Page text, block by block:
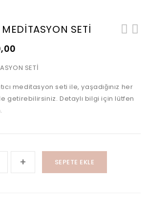
SETİ
SETİ
meditasyon seti ile, yaşadığınız her
getirebilirsiniz. Detaylı bilgi için lütfen
SEPETE EKLE